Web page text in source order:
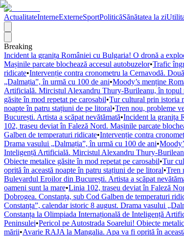
ActualitateInterneExterneSportPoliticăSănătatea la zi
Breaking
Incident la granița României cu Bulgaria! O dronă a
Mașinile parcate blochează accesul autobuzelor•Trafic
ridicate•Intervenție contra cronometru la Cernavodă.
„Dalmația”, în urmă cu 100 de ani•Moody’s menține
Artificială. Mircistul Alexandru Thury-Burileanu, în topul
găsite în mod repetat pe carosabil•Tur cultural prin istoria
noapte în patru stațiuni de pe litoral•Tren nou, probleme
București. Artista a scăpat nevătămată•Incident la granița
102, traseu deviat în Faleză Nord. Mașinile parcate
Galben de temperaturi ridicate•Intervenție contra
Drama vasului „Dalmația”, în urmă cu 100 de ani•
Inteligență Artificială. Mircistul Alexandru Thury-
Obiecte metalice găsite în mod repetat pe carosabil•Tur
oprită în această noapte în patru stațiuni de pe litoral•Tren
Bulevardul Eroilor din București. Artista a scăpat
oameni sunt la mare•Linia 102, traseu deviat în Faleză
Dobrogea. Constanța, sub Cod Galben de temperaturi
Constanța”, calendar istoric 8 august. Drama vasului
Constanța la Olimpiada Internațională de Inteligență
Peninsulei•Pericol pe Autostrada Soarelui! Obiecte
mării•Avarie RAJA la Mangalia. Apa va fi oprită în